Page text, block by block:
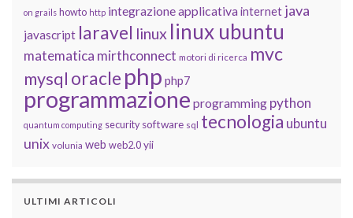
on grails howto http integrazione applicativainternet java
javascript laravel linux linux ubuntu
matematica mirthconnect motori di ricerca mvc
mysql oracle php php7
programmazione programming python
quantum computing security software sql tecnologia ubuntu
unix volunia web web2.0 yii
ULTIMI ARTICOLI